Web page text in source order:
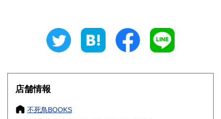
300円 富山県
300円 福井県
300円 300円
岐阜県
愛知県
店舗情報
不死鳥BOOKS